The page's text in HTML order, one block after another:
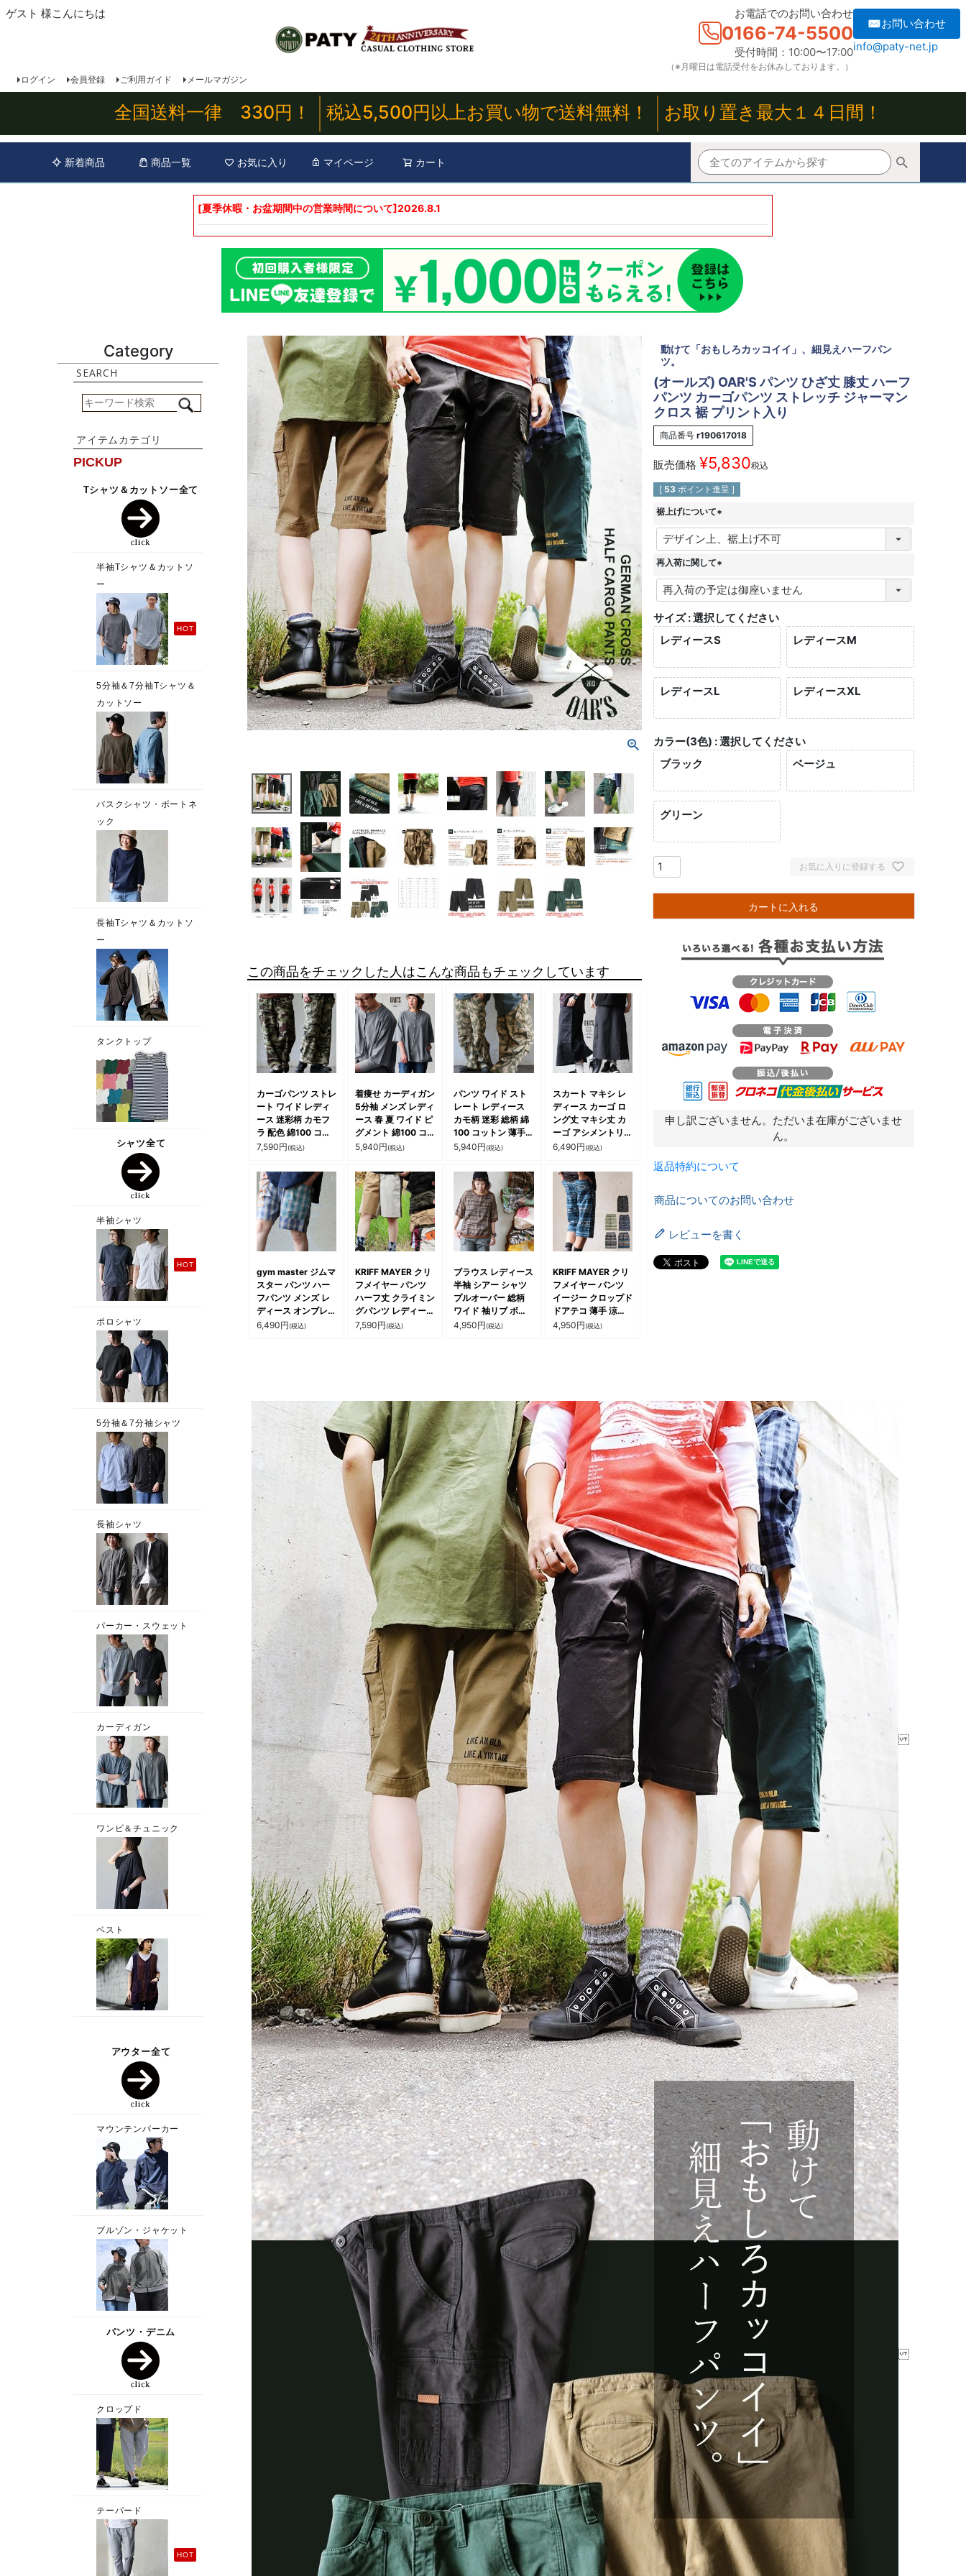
ゲスト 様こんにちは お電話でのお問い合わせ
0166-74-5500
受付時間：10:00〜17:00
（※月曜日は電話受付をお休みしております。）
✉お問い合わせ
info@paty-net.jp
ログイン 会員登録 ご利用ガイド メールマガジン
全国送料一律 330円！ 税込5,500円以上お買い物で送料無料！ お取り置き最大１４日間！
新着商品 商品一覧 お気に入り マイページ カート
[夏季休暇・お盆期間中の営業時間について]2026.8.1
Category
この商品をチェックした人はこんな商品もチェックしています
カーゴパンツ ストレ
ート ワイド レディ
ース 迷彩柄 カモフ
ラ 配色 綿100 コッ
トン しっかり生地
ン 体型カバー すっ
きり カジュアル ミ
リタリー パティ
GENTIL ジャンティ
7,590円(税込)
着痩せ カーディガン
5分袖 メンズ レディ
ース 春 夏 ワイド ピ
グメント 綿100 コ
ットン ピグメント加
ね着 色合い 薄手 リ
ブ ポケット お尻 二
の腕 カバー カジュ
アル ゆるカーデ パ
ティ OAR’S オール
ズ
5,940円(税込)
パンツ ワイド スト
レート レディース
カモ柄 迷彩 総柄 綿
100 コットン 薄手
軽い 通気性 伸縮性
り 大きいサイズ 体
型カバー カジュアル
アメカジ ヴィンテー
ジ パティ
5,940円(税込)
スカート マキシ レ
ディース カーゴ ロ
ング丈 マキシ丈 カ
ーゴ アシメントリー
ギャザー ウエストゴ
ジュアル ミリタリー
パティ OAR’S オー
ルズ
6,490円(税込)
gym master ジムマ
スター パンツ ハー
フパンツ メンズ レ
ディース オンブレチ
ェック柄 綿100 コ
ア 夏 パティ
6,490円(税込)
KRIFF MAYER クリ
フメイヤー パンツ
ハーフ丈 クライミン
グパンツ レディース
無地 綿100 コット
大きいサイズ 体型カ
バー カジュアル 夏
パティ
7,590円(税込)
ブラウス レディース
半袖 シアー シャツ
プルオーバー 総柄
ワイド 袖リブ ボー
トネック プルオーバ
ズ
4,950円(税込)
KRIFF MAYER クリ
フメイヤー パンツ
イージー クロップド
ドアテコ 薄手 涼し
い 接触冷感 ドライ
4,950円(税込)
動けて「おもしろカッコイイ」、細見えハーフパン
ツ。
(オールズ) OAR'S パンツ ひざ丈 膝丈 ハーフ
パンツ カーゴパンツ ストレッチ ジャーマン
クロス 裾 プリント入り
商品番号 r190617018
販売価格 ¥5,830税込
[ 53 ポイント進呈 ]
裾上げについて
(
必
須
)
再入荷に関して
(
必
須
)
サイズ 選択してください
レディースS
レディースM
レディースL レディースXL
カラー(3色) 選択してください
ブラック
ベージュ
グリーン
お気に入りに登録する
カートに入れる
申し訳ございません。ただいま在庫がございませ
ん。
返品特約について
商品についてのお問い合わせ
レビューを書く